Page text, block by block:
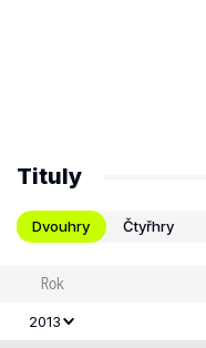
Tituly
Dvouhry Čtyřhry
Rok
2013